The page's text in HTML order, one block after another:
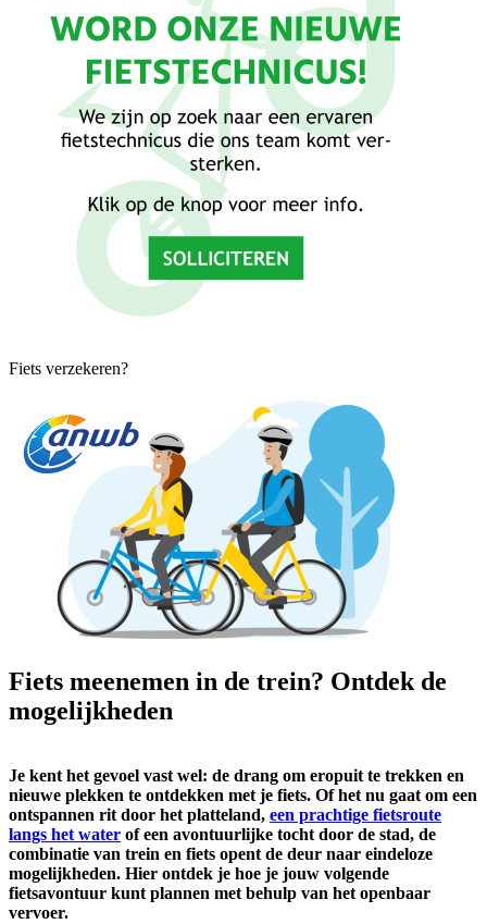
Fiets verzekeren?
Fiets meenemen in de trein? Ontdek de
mogelijkheden
Je kent het gevoel vast wel: de drang om eropuit te trekken en
nieuwe plekken te ontdekken met je fiets. Of het nu gaat om een
ontspannen rit door het platteland, een prachtige fietsroute
langs het water of een avontuurlijke tocht door de stad, de
combinatie van trein en fiets opent de deur naar eindeloze
mogelijkheden. Hier ontdek je hoe je jouw volgende
fietsavontuur kunt plannen met behulp van het openbaar
vervoer.